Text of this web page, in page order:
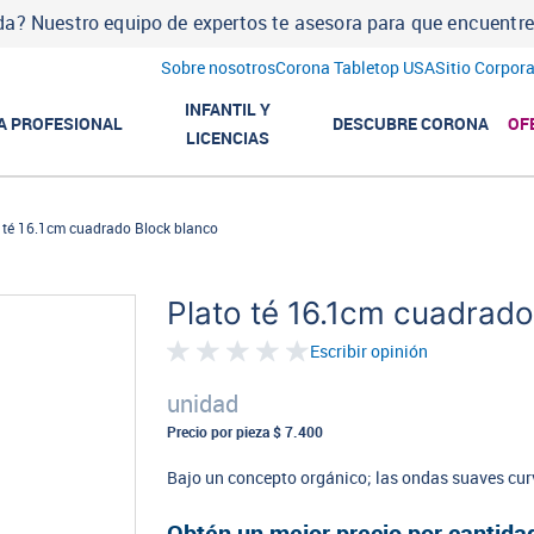
Nuestro equipo de expertos te asesora para que
Sobre nosotrosCorona Tabletop USASitio
PROFESIONAL
INFANTIL Y
LICENCIAS
DESCUBRE CORONA
16.1cm cuadrado Block blanco
Plato té 16.1cm
Escribir opinión
unidad
Precio por pieza $ 7.400
Bajo un concepto orgánico; las ondas suaves